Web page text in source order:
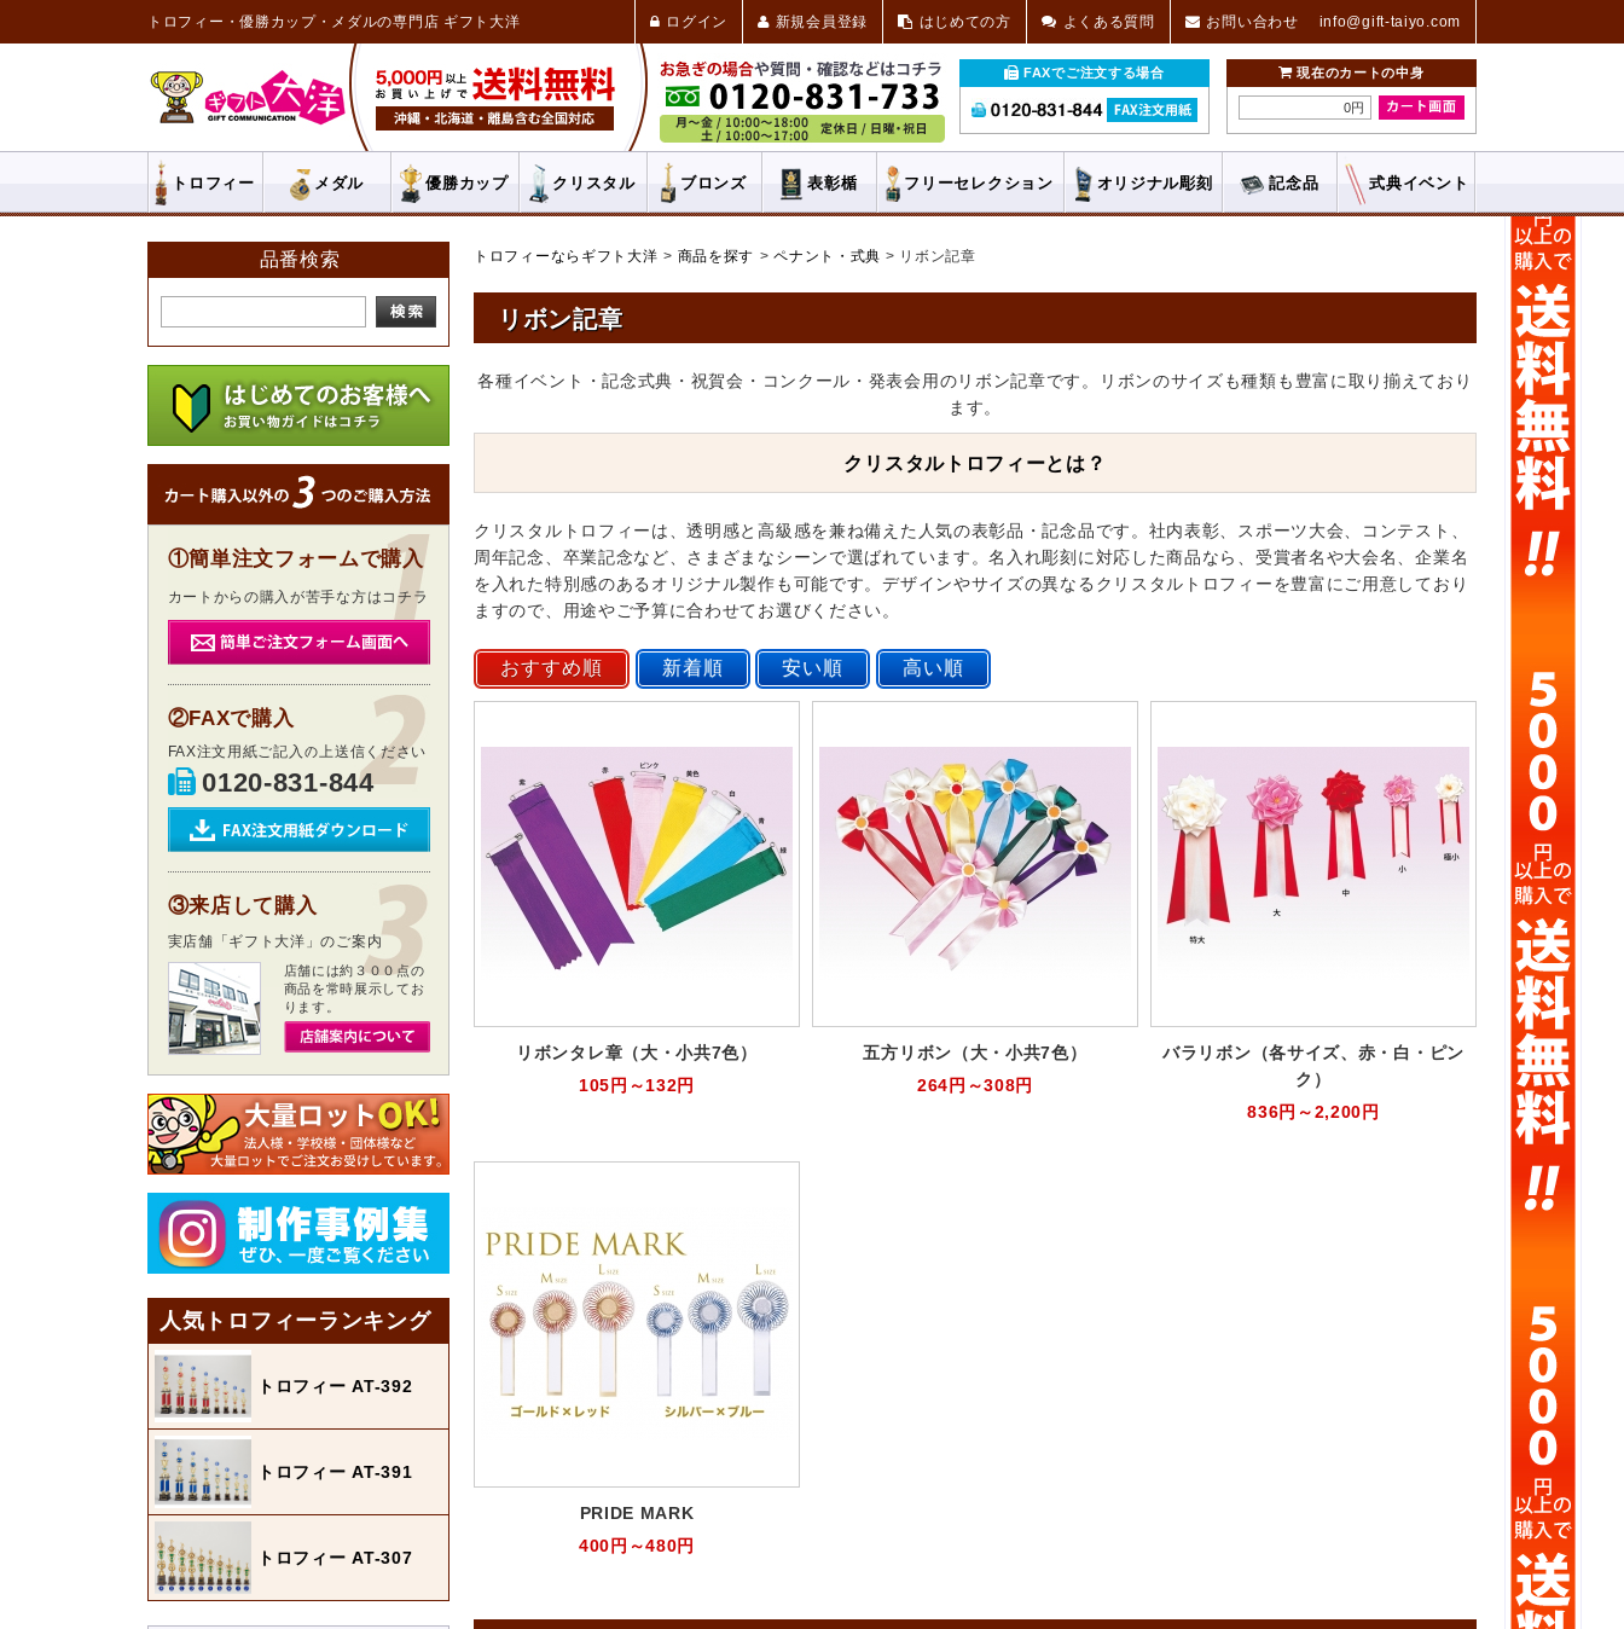
トロフィー・優勝カップ・メダルの専門店 ギフト大洋 ログイン 新規会員登録 はじめての方 よくある質問 お問い合わせ info@gift-taiyo.com
FAXでご注文する場合 現在のカートの中身
0円
トロフィー メダル 優勝カップ クリスタル ブロンズ 表彰楯 フリーセレクション オリジナル彫刻 記念品 式典イベント
トロフィーならギフト大洋 商品を探す ペナント・式典 リボン記章
リボン記章
各種イベント・記念式典・祝賀会・コンクール・発表会用のリボン記章です。リボンのサイズも種類も豊富に取り揃えており
ます。
クリスタルトロフィーとは？
クリスタルトロフィーは、透明感と高級感を兼ね備えた人気の表彰品・記念品です。社内表彰、スポーツ大会、コンテスト、
周年記念、卒業記念など、さまざまなシーンで選ばれています。名入れ彫刻に対応した商品なら、受賞者名や大会名、企業名
を入れた特別感のあるオリジナル製作も可能です。デザインやサイズの異なるクリスタルトロフィーを豊富にご用意しており
ますので、用途やご予算に合わせてお選びください。
リボンタレ章（大・小共7色）
105円～132円
五方リボン（大・小共7色）
264円～308円
バラリボン（各サイズ、赤・白・ピン
ク）
836円～2,200円
PRIDE MARK
400円～480円
品番検索
①簡単注文フォームで購入
カートからの購入が苦手な方はコチラ
②FAXで購入
FAX注文用紙ご記入の上送信ください
0120-831-844
③来店して購入
実店舗「ギフト大洋」のご案内
店舗には約３００点の
商品を常時展示してお
ります。
人気トロフィーランキング
トロフィー AT-392
トロフィー AT-391
トロフィー AT-307